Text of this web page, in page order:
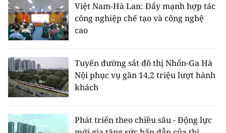
ESPAÑOL
한국어
Việt Nam-Hà Lan: Đẩy mạnh hợp tác
công nghiệp chế tạo và công nghệ
cao
Tuyến đường sắt đô thị Nhổn-Ga Hà
Nội phục vụ gần 14,2 triệu lượt hành
khách
Phát triển theo chiều sâu - Động lực